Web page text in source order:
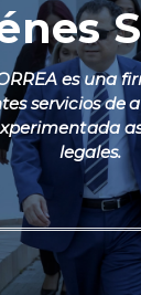
es una
servicios de
legales.